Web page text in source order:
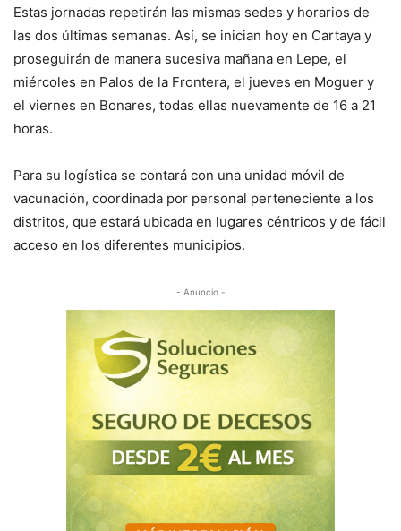
Estas jornadas repetirán las mismas sedes y horarios de
las dos últimas semanas. Así, se inician hoy en Cartaya y
proseguirán de manera sucesiva mañana en Lepe, el
miércoles en Palos de la Frontera, el jueves en Moguer y
el viernes en Bonares, todas ellas nuevamente de 16 a 21
horas.
Para su logística se contará con una unidad móvil de
vacunación, coordinada por personal perteneciente a los
distritos, que estará ubicada en lugares céntricos y de fácil
acceso en los diferentes municipios.
- Anuncio -